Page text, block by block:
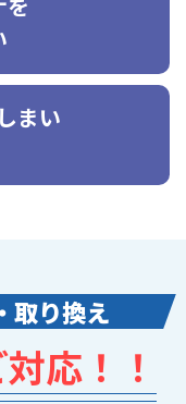
を
まい
取り換え
応！！